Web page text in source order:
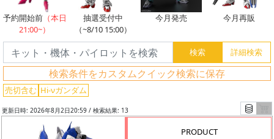
予約開始前（本日
21:00~）
抽選受付中
（~8/10 15:00）
今月発売 今月再販
検索条件をカスタムクイック検索に保存
売切含む Hi-νガンダム
更新日時: 2026年8月2日20:59 / 検索結果: 13
PRODUCT